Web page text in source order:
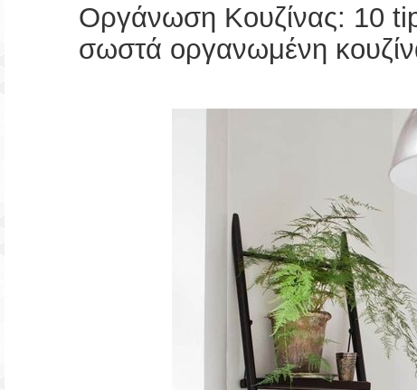
Οργάνωση Κουζίνας: 10
σωστά οργανωμένη